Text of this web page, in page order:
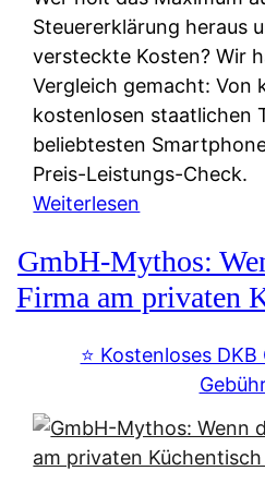
n
f
t
e
i
e
W
e
r
s
i
c
t
e
m
M
I
R
:
W
e
u
d
n
w
Steuererklärung heraus
versteckte Kosten? Wir
Vergleich gemacht: Von
kostenlosen staatlichen
beliebtesten
Preis-Leistungs-Check.
Weiterlesen
t
e
u
e
r
k
GmbH-Mythos:
Firma am privaten
⭐️ Kostenloses